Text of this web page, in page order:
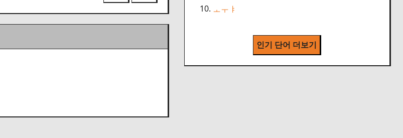
10. ㅗㅜㅑ
인기 단어 더보기